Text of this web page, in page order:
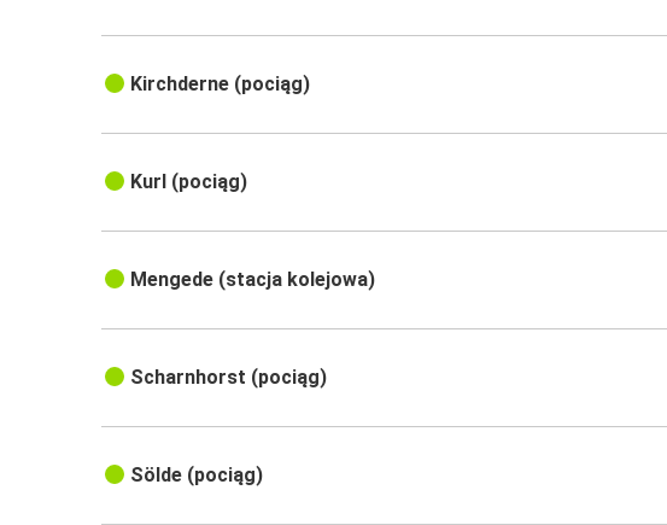
Kirchderne (pociąg)
Kurl (pociąg)
Mengede (stacja kolejowa)
Scharnhorst (pociąg)
Sölde (pociąg)